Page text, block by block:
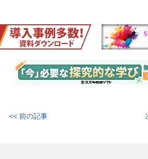
<< 前の記事